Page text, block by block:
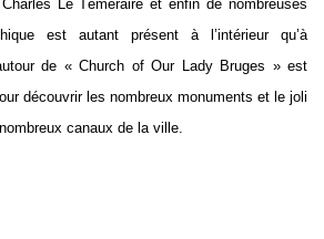
Le Téméraire et enfin de nombreuses
est autant présent à l’intérieur qu’à
de « Church of Our Lady Bruges » est
découvrir les nombreux monuments et le joli
canaux de la ville.